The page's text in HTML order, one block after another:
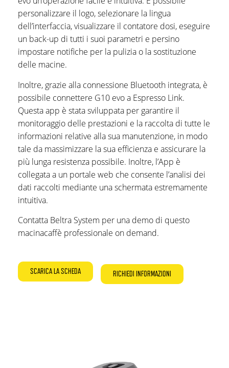
personalizzare il logo, selezionare la lingua
dell’interfaccia, visualizzare il contatore dosi, eseguire
un back-up di tutti i suoi parametri e persino
impostare notifiche per la pulizia o la sostituzione
delle macine.
Inoltre, grazie alla connessione Bluetooth integrata, è
possibile connettere G10 evo a Espresso Link.
Questa app è stata sviluppata per garantire il
monitoraggio delle prestazioni e la raccolta di tutte le
informazioni relative alla sua manutenzione, in modo
tale da massimizzare la sua efficienza e assicurare la
più lunga resistenza possibile. Inoltre, l’App è
collegata a un portale web che consente l’analisi dei
dati raccolti mediante una schermata estremamente
intuitiva.
Contatta Beltra System per una demo di questo
macinacaffè professionale on demand.
SCARICA LA SCHEDA RICHIEDI INFORMAZIONI